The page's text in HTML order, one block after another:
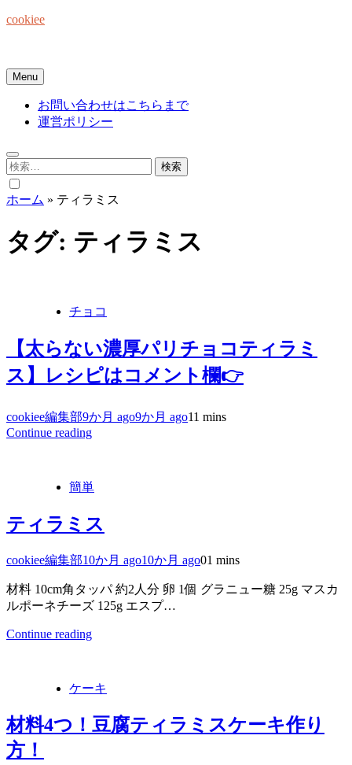
Skip
cookiee
Menu
お問い合わせはこちらまで
運営ポリシー
検
索:
ホーム » ティラミス
タグ: ティラミス
チョコ
【太らない濃厚パリチョコティラミ
ス】レシピはコメント欄👉
cookiee編集部9か月 ago9か月 ago11 mins
Continue reading
簡単
ティラミス
cookiee編集部10か月 ago10か月 ago01 mins
材料 10cm角タッパ 約2人分 卵 1個 グラニュー糖 25g マスカ
ルポーネチーズ 125g エスプ…
Continue reading
ケーキ
材料4つ！豆腐ティラミスケーキ作り
方！